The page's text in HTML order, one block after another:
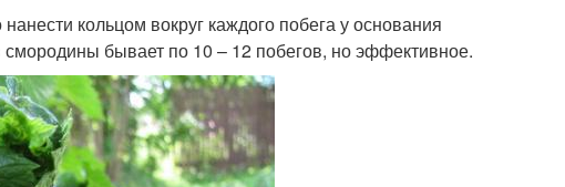
кольцом вокруг каждого побега у основания
смородины бывает по 10 – 12 побегов, но эффективное.